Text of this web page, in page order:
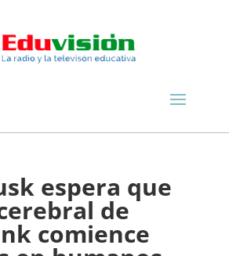
espera que
de
comience